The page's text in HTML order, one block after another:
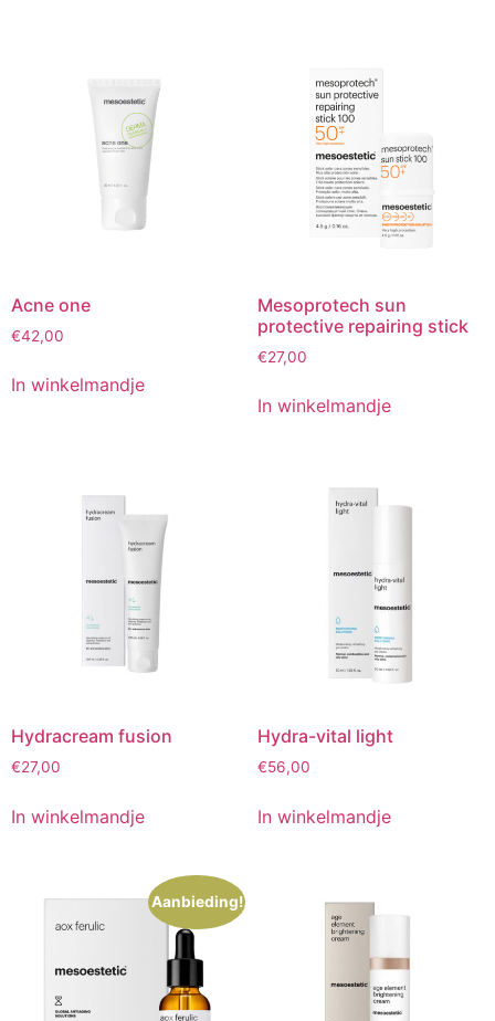
kan
gekozen
op
Acne one
€42,00
In winkelmandje
Mesoprotech sun
protective repairing stick
€27,00
In winkelmandje
Hydracream fusion
€27,00
In winkelmandje
Hydra-vital light
€56,00
In winkelmandje
Aanbieding!